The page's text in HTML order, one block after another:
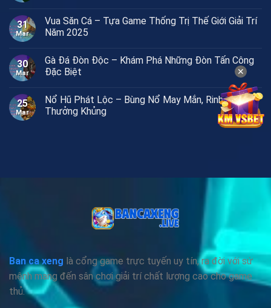
31
Mar
Vua Săn Cá – Tựa Game Thống Trị Thế Giới Giải Trí
Năm 2025
30
Mar
Gà Đá Đòn Độc – Khám Phá Những Đòn Tấn Công
Đặc Biệt
25
Mar
Nổ Hũ Phát Lộc – Bùng Nổ May Mắn, Rinh Ngay
Thưởng Khủng
Ban ca xeng là cổng game trực tuyến uy tín, ra đời với sứ
mệnh mang đến sân chơi giải trí chất lượng cao cho game
thủ.
✕